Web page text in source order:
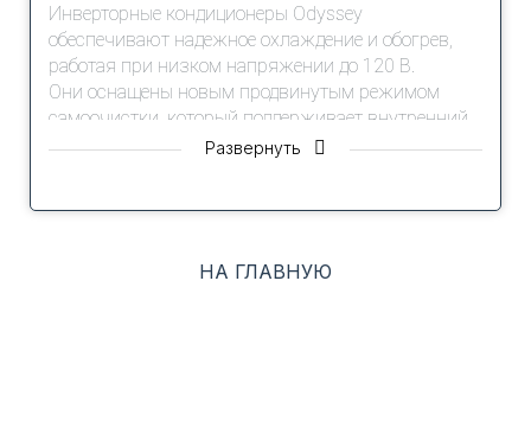
Инверторные кондиционеры Odyssey
обеспечивают надежное охлаждение и обогрев,
работая при низком напряжении до 120 В.
Они оснащены новым продвинутым режимом
самоочистки, который поддерживает внутренний
и наружный блоки в идеальном состоянии.
Эти функции делают Odyssey отличным выбором
Развернуть
НА ГЛАВНУЮ